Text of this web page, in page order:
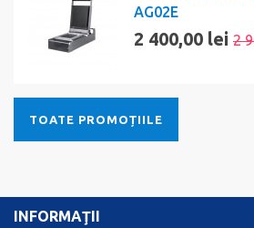
AG02E
2 400,00 lei 2
TOATE PROMOȚIILE
INFORMAŢII